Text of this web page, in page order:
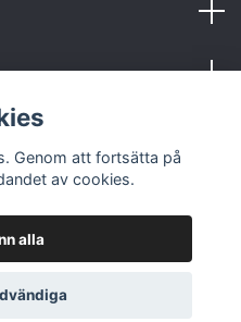
Genom att fortsätta på
av cookies.
alla